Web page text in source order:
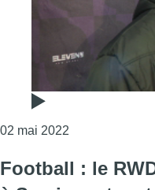
02 mai 2022
Football : le